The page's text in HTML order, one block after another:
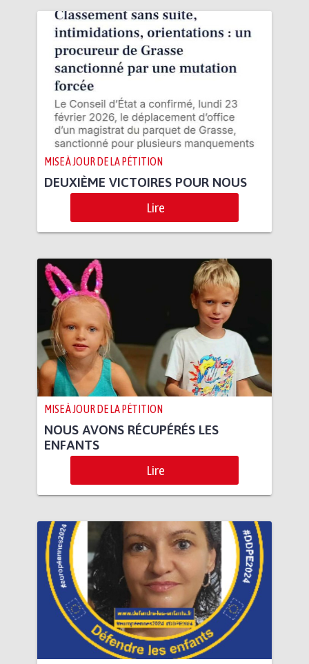
MISE À JOUR DE LA PÉTITION
DEUXIÈME VICTOIRES POUR NOUS
Lire
MISE À JOUR DE LA PÉTITION
NOUS AVONS RÉCUPÉRÉS LES
ENFANTS
Lire